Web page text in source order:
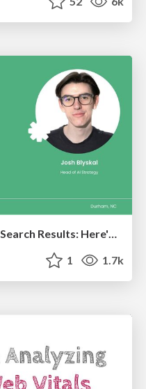
We Analyzed 250 Million AI Search Results: Here's What I Found
1 1.7k